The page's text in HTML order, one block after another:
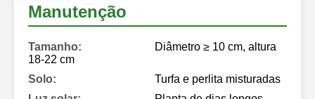
Manutenção
Tamanho:
Diâmetro ≥ 10 cm, altura
18-22 cm
Solo:
Turfa e perlita misturadas